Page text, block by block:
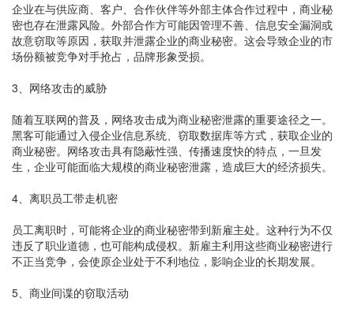
企业在与供应商、客户、合作伙伴等外部主体合作过程中，商业秘
密也存在泄露风险。外部合作方可能因管理不善、信息安全漏洞或
故意窃取等原因，获取并泄露企业的商业秘密。这会导致企业的市
场份额被竞争对手抢占，品牌形象受损。
3、网络攻击的威胁
随着互联网的普及，网络攻击成为商业秘密泄露的重要途径之一。
黑客可能通过入侵企业信息系统、窃取数据库等方式，获取企业的
商业秘密。网络攻击具有隐蔽性强、传播速度快的特点，一旦发
生，企业可能面临大规模的商业秘密泄露，造成巨大的经济损失。
4、离职员工带走机密
员工离职时，可能将企业的商业秘密带到新雇主处。这种行为不仅
违反了职业道德，也可能构成侵权。新雇主利用这些商业秘密进行
不正当竞争，会使原企业处于不利地位，影响企业的长期发展。
5、商业间谍的窃取活动